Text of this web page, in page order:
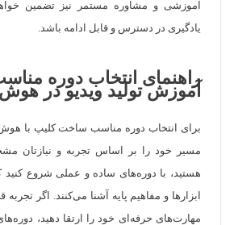
آموزشی و مشاوره مستمر نیز تضمین
یادگیری در دسترس و قابل ادامه باشد.
راهنمای انتخاب دوره
آموزش تولید ویدیو در
برای انتخاب دوره مناسب ساخت کلیپ با
مسیر خود را بر اساس تجربه و نیازتان
هستید، با دوره‌های ساده و عملی شروع کنید
ابزارها و مفاهیم پایه آشنا می‌کنند. اگر
مهارت‌های حرفه‌ای خود را ارتقا دهید،